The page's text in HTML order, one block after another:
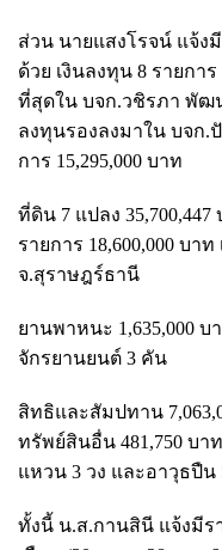
ส่วน นายแสงโรจน์ แจ้ง
ด้วย เงินลงทุน 8 รายกา
ที่สุดใน บจก.วชิรภา พัฒน
ลงทุนรองลงมาใน บจ
การ 15,295,000 บาท
ที่ดิน 7 แปลง
รายการ 18,600,000 บา
จ.สุราษฎร์ธานี
ยานพาหนะ 1,635,000
จักรยานยนต์ 3 คัน
สิทธิและสัมปทาน
ทรัพย์สินอื่น 481,750 บา
แหวน 3 วง และอาวุธปืน
ทั้งนี้ น.ส.กานสินี แจ้งมีรา